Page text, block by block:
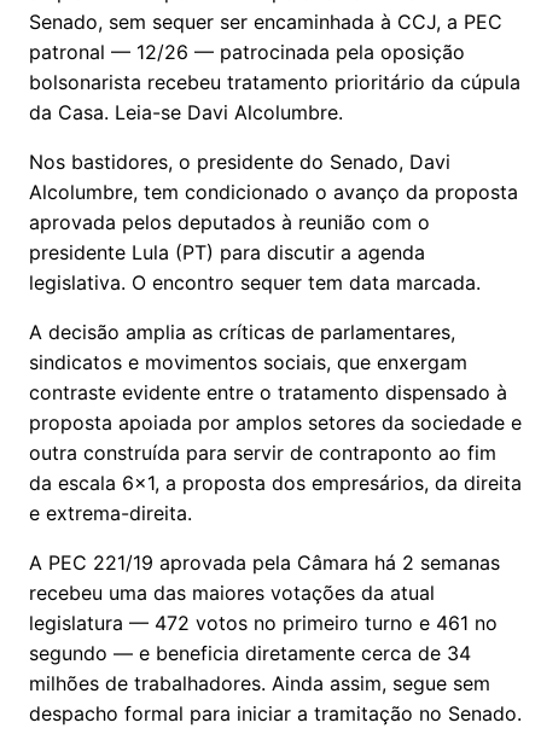
Senado, sem sequer ser encaminhada à CCJ, a PEC
patronal — 12/26 — patrocinada pela oposição
bolsonarista recebeu tratamento prioritário da cúpula
da Casa. Leia-se Davi Alcolumbre.
Nos bastidores, o presidente do Senado, Davi
Alcolumbre, tem condicionado o avanço da proposta
aprovada pelos deputados à reunião com o
presidente Lula (PT) para discutir a agenda
legislativa. O encontro sequer tem data marcada.
A decisão amplia as críticas de parlamentares,
sindicatos e movimentos sociais, que enxergam
contraste evidente entre o tratamento dispensado à
proposta apoiada por amplos setores da sociedade e
outra construída para servir de contraponto ao fim
da escala 6x1, a proposta dos empresários, da direita
e extrema-direita.
A PEC 221/19 aprovada pela Câmara há 2 semanas
recebeu uma das maiores votações da atual
legislatura — 472 votos no primeiro turno e 461 no
segundo — e beneficia diretamente cerca de 34
milhões de trabalhadores. Ainda assim, segue sem
despacho formal para iniciar a tramitação no Senado.